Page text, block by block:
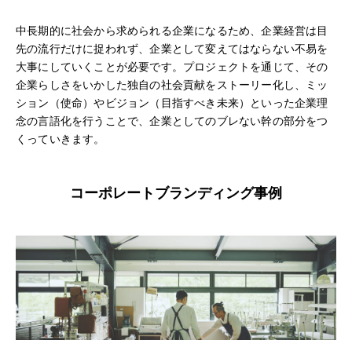
中長期的に社会から求められる企業になるため、企業経営は目
先の流行だけに捉われず、企業として変えてはならない不易を
大事にしていくことが必要です。プロジェクトを通じて、その
企業らしさをいかした独自の社会貢献をストーリー化し、ミッ
ション（使命）やビジョン（目指すべき未来）といった企業理
念の言語化を行うことで、企業としてのブレない幹の部分をつ
くっていきます。
コーポレートブランディング事例